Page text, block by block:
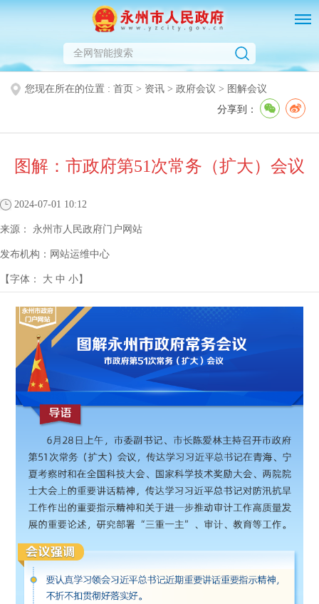
您现在所在的位置 : 首页 > 资讯 > 政府会议 > 图解会议
分享到：
图解：市政府第51次常务（扩大）会议
2024-07-01 10:12
来源： 永州市人民政府门户网站
发布机构： 网站运维中心
【字体： 大 中 小】